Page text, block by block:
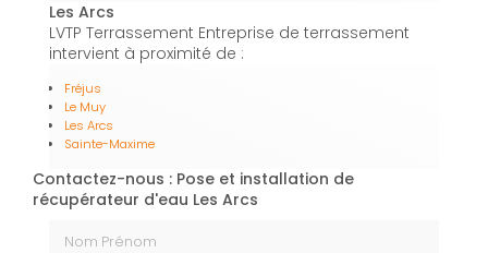
Les Arcs
LVTP Terrassement Entreprise de terrassement
intervient à proximité de :
Fréjus
Le Muy
Les Arcs
Sainte-Maxime
Contactez-nous : Pose et installation de
récupérateur d'eau Les Arcs